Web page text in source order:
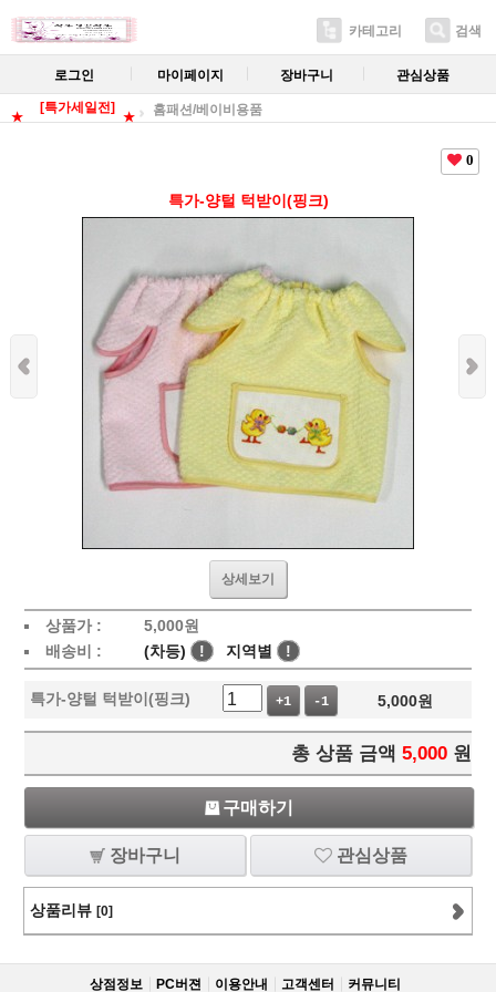
카테고리 검색
로그인 마이페이지 장바구니 관심상품
★
[특가세일전]
★ 홈패션/베이비용품
0
특가-양털 턱받이(핑크)
상세보기
상품가 : 5,000원
배송비 :
(차등) ! 지역별 !
특가-양털 턱받이(핑크) +1 -1 5,000원
총 상품 금액 5,000 원
구매하기
장바구니 관심상품
상품리뷰 [0]
상점정보 PC버젼 이용안내 고객센터 커뮤니티